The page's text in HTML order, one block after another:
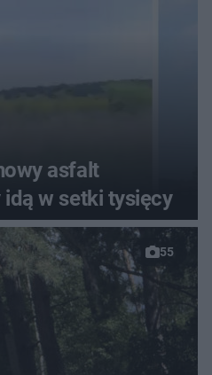
asfalt
w setki tysięcy
55